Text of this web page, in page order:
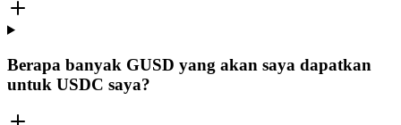
Berapa banyak GUSD yang akan saya dapatkan
untuk USDC saya?